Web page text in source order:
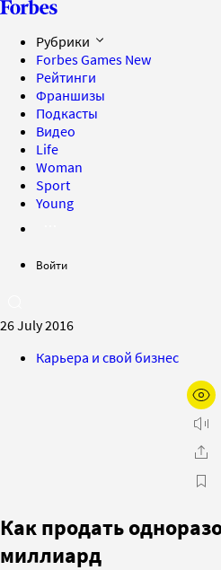
Рубрики
Forbes Games New
Рейтинги
Франшизы
Подкасты
Видео
Life
Woman
Sport
Young
Войти
26 July 2016
Карьера и свой бизнес
Как продать
миллиард